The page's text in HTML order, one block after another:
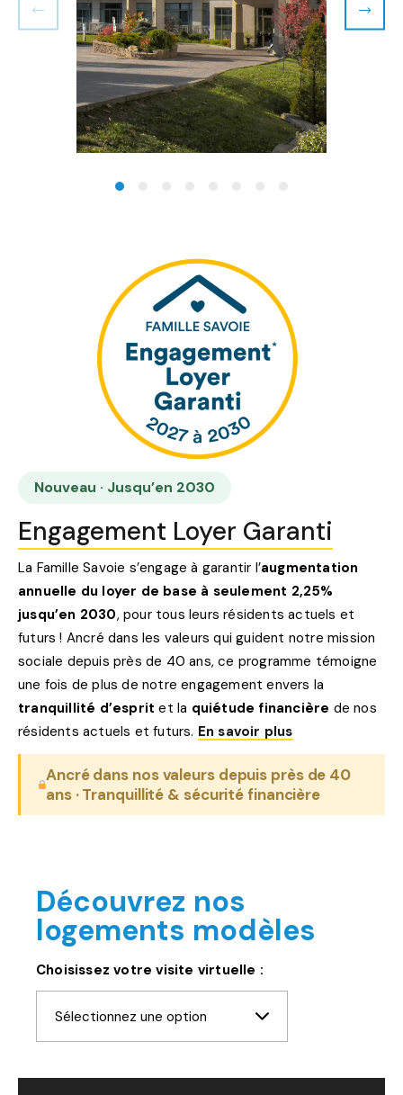
Nouveau · Jusqu’en 2030
Engagement Loyer Garanti
La Famille Savoie s’engage à garantir l’augmentation
annuelle du loyer de base à seulement 2,25%
jusqu’en 2030, pour tous leurs résidents actuels et
futurs ! Ancré dans les valeurs qui guident notre mission
sociale depuis près de 40 ans, ce programme témoigne
une fois de plus de notre engagement envers la
tranquillité d’esprit et la quiétude financière de nos
résidents actuels et futurs. En savoir plus
Ancré dans nos valeurs depuis près de 40
ans · Tranquillité & sécurité financière
Découvrez nos
logements modèles
Choisissez votre visite virtuelle :
Sélectionnez une option